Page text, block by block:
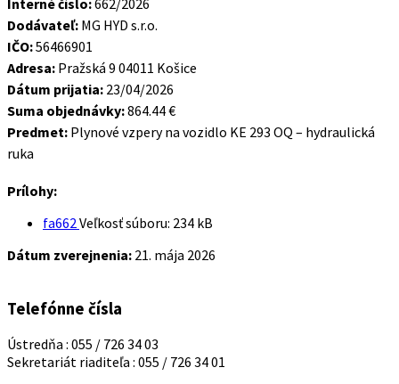
Dodávateľ: MG HYD s.r.o.
IČO:56466901
Adresa: Pražská 9 04011 Košice
Dátum prijatia: 23/04/2026
Suma objednávky:864.44 €
Predmet: Plynové vzpery na vozidlo KE 293 OQ – hydraulická
ruka
Prílohy:
fa662Veľkosť súboru: 234 kB
Dátum zverejnenia: 21. mája 2026
Telefónne čísla
Ústredňa : 055 / 726 34 03
Sekretariát riaditeľa : 055 / 726 34 01